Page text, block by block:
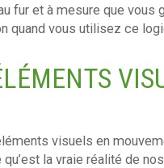
fur et à mesure que vous
quand vous utilisez ce
visuels en
la vraie réalité de nos